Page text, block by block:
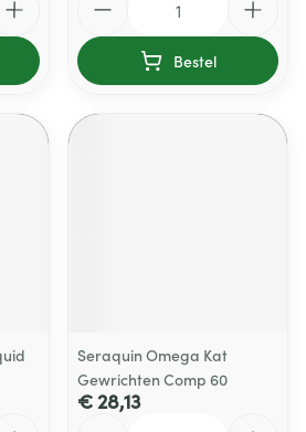
Bestel
Seraquin Omega Kat
Gewrichten Comp 60
€ 28,13